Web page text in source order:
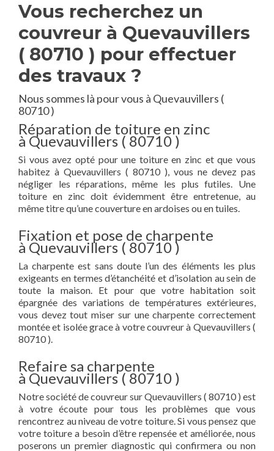
Vous recherchez un
couvreur à Quevauvillers
( 80710 ) pour effectuer
des travaux ?
Nous sommes là pour vous à Quevauvillers (
80710 )
Réparation de toiture en zinc
à Quevauvillers ( 80710 )
Si vous avez opté pour une toiture en zinc et que vous
habitez à Quevauvillers ( 80710 ), vous ne devez pas
négliger les réparations, même les plus futiles. Une
toiture en zinc doit évidemment être entretenue, au
même titre qu’une couverture en ardoises ou en tuiles.
Fixation et pose de charpente
à Quevauvillers ( 80710 )
La charpente est sans doute l’un des éléments les plus
exigeants en termes d’étanchéité et d’isolation au sein de
toute la maison. Et pour que votre habitation soit
épargnée des variations de températures extérieures,
vous devez tout miser sur une charpente correctement
montée et isolée grace à votre couvreur à Quevauvillers (
80710 ).
Refaire sa charpente
à Quevauvillers ( 80710 )
Notre société de couvreur sur Quevauvillers ( 80710 ) est
à votre écoute pour tous les problèmes que vous
rencontrez au niveau de votre toiture. Si vous pensez que
votre toiture a besoin d’être repensée et améliorée, nous
poserons un premier diagnostic qui confirmera ou non